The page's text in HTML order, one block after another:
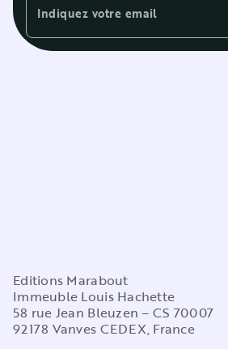
Indiquez votre email
Editions Marabout
Immeuble Louis Hachette
58 rue Jean Bleuzen – CS 70007
92178 Vanves CEDEX, France